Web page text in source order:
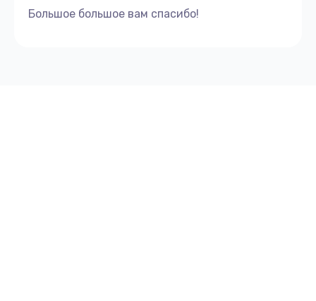
Большое большое вам спасибо!